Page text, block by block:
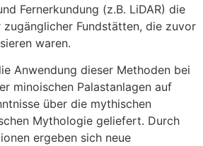
Fernerkundung (z.B. LiDAR) die
Fundstätten, die zuvor
waren.
Anwendung dieser Methoden bei
minoischen Palastanlagen auf
über die mythischen
Mythologie geliefert. Durch
ergeben sich neue